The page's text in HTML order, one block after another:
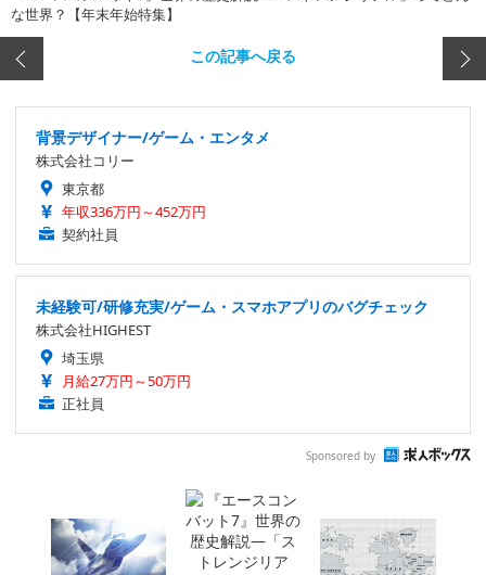
な世界？【年末年始特集】
この記事へ戻る
背景デザイナー/ゲーム・エンタメ
株式会社コリー
東京都
年収336万円～452万円
契約社員
未経験可/研修充実/ゲーム・スマホアプリのバグチェック
株式会社HIGHEST
埼玉県
月給27万円～50万円
正社員
Sponsored by